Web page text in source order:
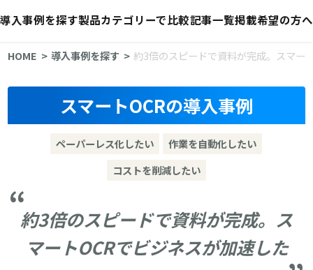
導入事例を探す製品カテゴリーで比較記事一覧掲載希望の方へ
HOME 導入事例を探す 約3倍のスピードで資料が完成。スマー
スマートOCRの導入事例
ペーパーレス化したい
作業を自動化したい
コストを削減したい
約3倍のスピードで資料が完成。ス
マートOCRでビジネスが加速した